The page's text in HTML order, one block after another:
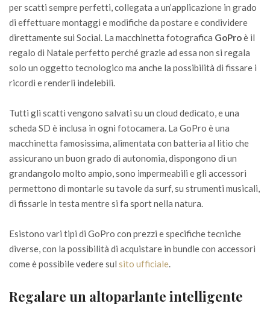
per scatti sempre perfetti, collegata a un’applicazione in grado
di effettuare montaggi e modifiche da postare e condividere
direttamente sui Social. La macchinetta fotografica GoProè il
regalo di Natale perfetto perché grazie ad essa non si regala
solo un oggetto tecnologico ma anche la possibilità di fissare i
ricordi e renderli indelebili.
Tutti gli scatti vengono salvati su un cloud dedicato, e una
scheda SD è inclusa in ogni fotocamera. La GoPro è una
macchinetta famosissima, alimentata con batteria al litio che
assicurano un buon grado di autonomia, dispongono di un
grandangolo molto ampio, sono impermeabili e gli accessori
permettono di montarle su tavole da surf, su strumenti musicali,
di fissarle in testa mentre si fa sport nella natura.
Esistono vari tipi di GoPro con prezzi e specifiche tecniche
diverse, con la possibilità di acquistare in bundle con accessori
come è possibile vedere sul sito ufficiale.
Regalare un altoparlante intelligente